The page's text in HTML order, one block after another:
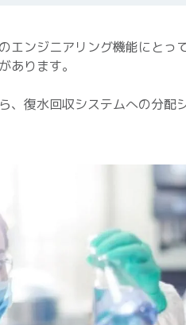
エンジニアリング機能にとっ
あります。
、復水回収システムへの分配